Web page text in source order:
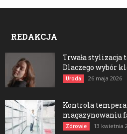
REDAKCJA
Trwała
Dlaczego wybór
Uroda 26 maja 2026
Kontrola
magazynowaniu
Zdrowie 13 kwietnia